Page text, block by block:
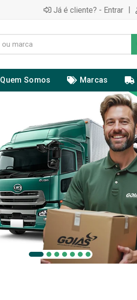
Já é cliente? - Entrar |
Quem Somos Marcas